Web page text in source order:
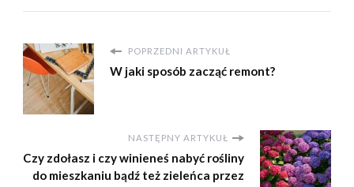
POPRZEDNI ARTYKUŁ
W jaki sposób zacząć remont?
NASTĘPNY ARTYKUŁ
Czy zdołasz i czy winieneś nabyć rośliny
do mieszkaniu bądź też zieleńca przez